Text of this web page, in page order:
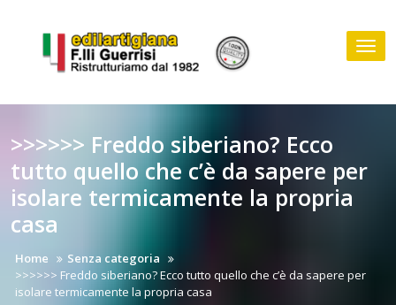
content
>>>>>> Freddo siberiano? Ecco
tutto quello che c’è da sapere per
isolare termicamente la propria
casa
Home
Senza categoria
>>>>>> Freddo siberiano? Ecco tutto quello che c’è da sapere per
isolare termicamente la propria casa